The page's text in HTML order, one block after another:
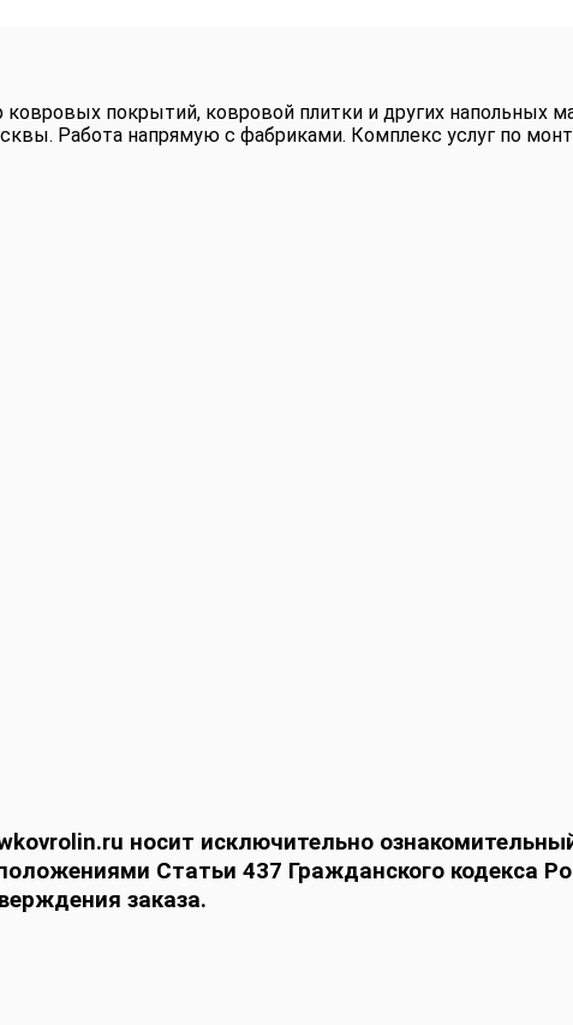
покрытий, ковровой плитки и других напольных
Работа напрямую с фабриками. Комплекс услуг по
носит исключительно
Статьи 437 Гражданского кодекса
заказа.